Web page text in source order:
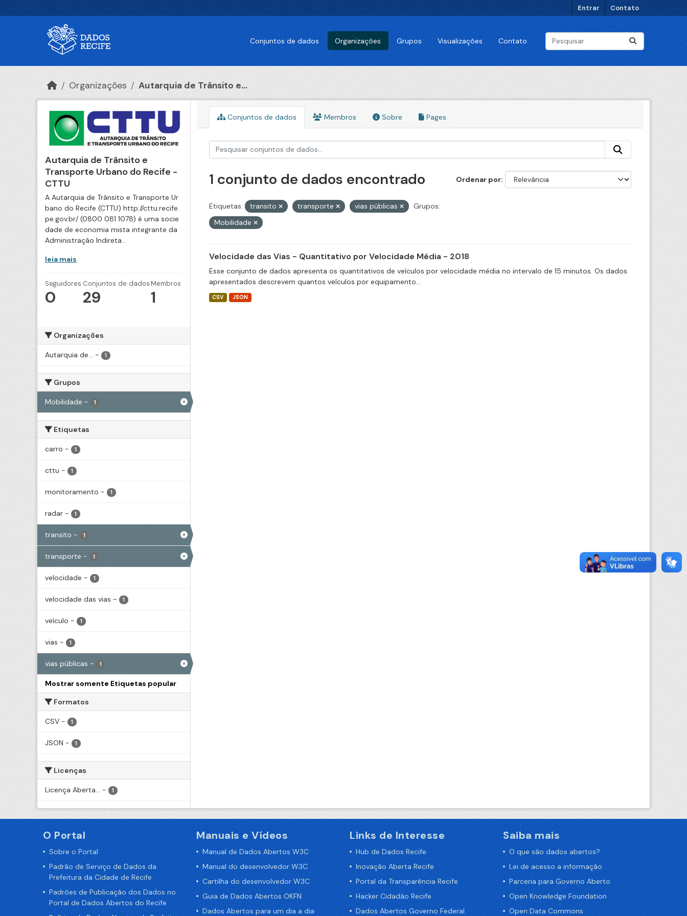
Entrar Contato
Conjuntos de dados Organizações Grupos Visualizações Contato
Organizações Autarquia de Trânsito e...
Autarquia de Trânsito e
Transporte Urbano do Recife -
CTTU
A Autarquia de Trânsito e Transporte Ur
bano do Recife (CTTU) http://cttu.recife.
pe.gov.br/ (0800 081 1078) é uma socie
dade de economia mista integrante da
Administração Indireta...
leia mais
Seguidores
0
Conjuntos de dados
29
Membros
1
Organizações
Autarquia de... - 1
Grupos
Mobilidade - 1
Etiquetas
carro - 1
cttu - 1
monitoramento - 1
radar - 1
transito - 1
transporte - 1
velocidade - 1
velocidade das vias - 1
veículo - 1
vias - 1
vias públicas - 1
Mostrar somente Etiquetas popular
Formatos
CSV - 1
JSON - 1
Licenças
Licença Aberta... - 1
Conjuntos de dados Membros Sobre Pages
Ordenar por
1 conjunto de dados encontrado
Etiquetas: transito transporte vias públicas
Grupos:
Mobilidade
Velocidade das Vias - Quantitativo por Velocidade Média - 2018
Esse conjunto de dados apresenta os quantitativos de veículos por velocidade média no intervalo de 15 minutos. Os dados
apresentados descrevem quantos veículos por equipamento...
CSV JSON
O Portal
Sobre o Portal
Padrão de Serviço de Dados da
Prefeitura da Cidade de Recife
Padrões de Publicação dos Dados no
Portal de Dados Abertos do Recife
Manuais e Vídeos
Manual de Dados Abertos W3C
Manual do desenvolvedor W3C
Cartilha do desenvolvedor W3C
Guia de Dados Abertos OKFN
Dados Abertos para um dia a dia
Links de Interesse
Hub de Dados Recife
Inovação Aberta Recife
Portal da Transparência Recife
Hacker Cidadão Recife
Dados Abertos Governo Federal
Saiba mais
O que são dados abertos?
Lei de acesso a informação
Parceria para Governo Aberto
Open Knowledge Foundation
Open Data Commons